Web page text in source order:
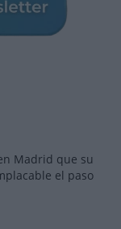
Madrid que su
el paso